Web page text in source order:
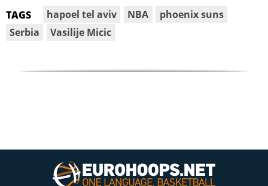
TAGS hapoel tel aviv NBA
phoenix suns
Serbia
Vasilije Micic